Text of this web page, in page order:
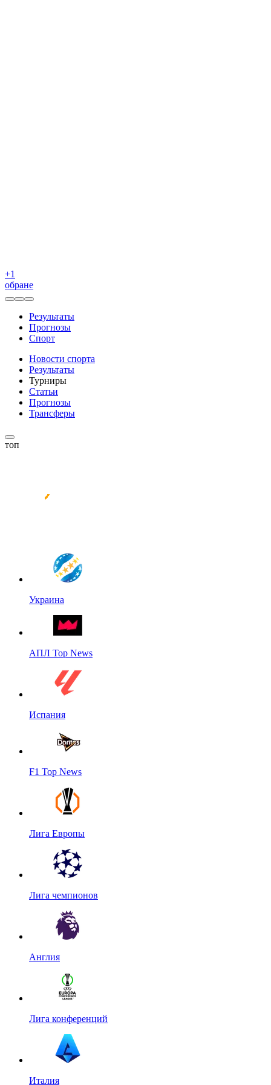
+1
обране
Результаты
Прогнозы
Спорт
Новости спорта
Результаты
Турниры
Статьи
Прогнозы
Трансферы
топ
Украина
АПЛ Top News
Испания
F1 Top News
Лига Европы
Лига чемпионов
Англия
Лига конференций
Италия